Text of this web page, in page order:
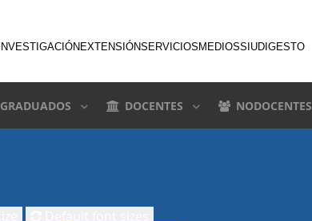
INVESTIGACIÓN EXTENSIÓNSERVICIOS MEDIOSSIUDIGESTO
GRADUADOS DOCENTES NODOCENTES